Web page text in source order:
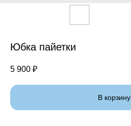
Юбка пайетки
5 900 ₽
В корзину